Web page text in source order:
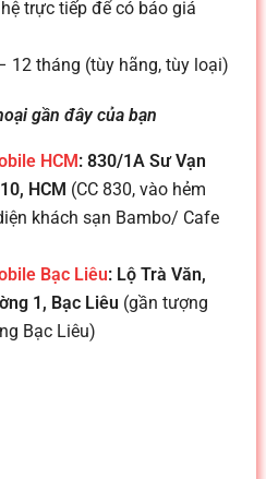
trực tiếp để có báo giá
12 tháng (tùy hãng, tùy loại)
gần đây của bạn
HCM: 830/1A Sư Vạn
HCM (CC 830, vào hẻm
khách sạn Bambo/ Cafe
Bạc Liêu: Lộ Trà Văn,
1, Bạc Liêu (gần tượng
Bạc Liêu)